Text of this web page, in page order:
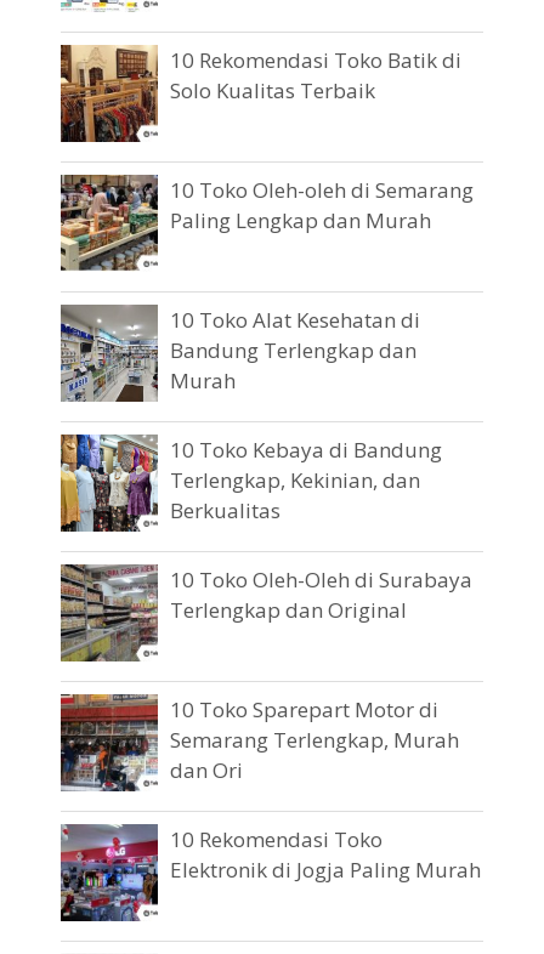
10 Rekomendasi Toko Batik di
Solo Kualitas Terbaik
10 Toko Oleh-oleh di Semarang
Paling Lengkap dan Murah
10 Toko Alat Kesehatan di
Bandung Terlengkap dan
Murah
10 Toko Kebaya di Bandung
Terlengkap, Kekinian, dan
Berkualitas
10 Toko Oleh-Oleh di Surabaya
Terlengkap dan Original
10 Toko Sparepart Motor di
Semarang Terlengkap, Murah
dan Ori
10 Rekomendasi Toko
Elektronik di Jogja Paling Murah